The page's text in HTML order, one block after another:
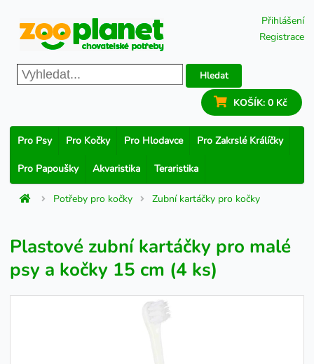
Přihlášení
Registrace
Hledat
KOŠÍK: 0 Kč
Pro Psy Pro Kočky Pro Hlodavce Pro Zakrslé Králíčky
Pro Papoušky Akvaristika Teraristika
Potřeby pro kočky Zubní kartáčky pro kočky
Plastové zubní kartáčky pro malé
psy a kočky 15 cm (4 ks)